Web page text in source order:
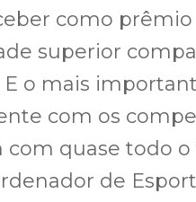
como
superior
E o mais
com os
com quase todo
de